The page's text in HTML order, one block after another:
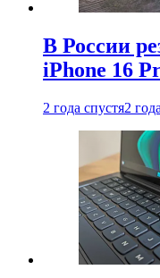
В России
iPhone 16
2 года спустя2